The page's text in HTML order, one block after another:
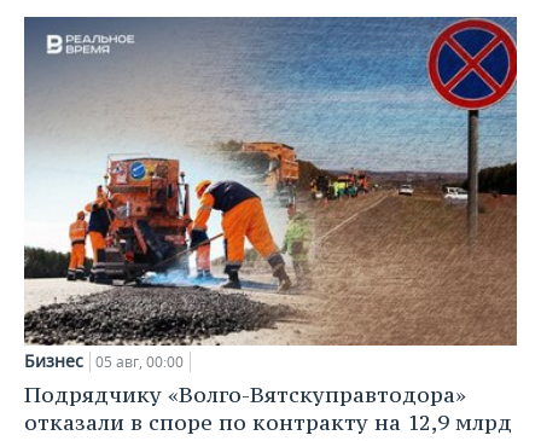
Бизнес 05 авг, 00:00
Подрядчику «Волго-Вятскуправтодора»
отказали в споре по контракту на 12,9 млрд